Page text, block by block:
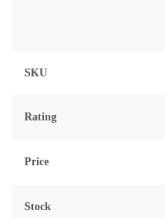
SKU
Rating
Price
Stock